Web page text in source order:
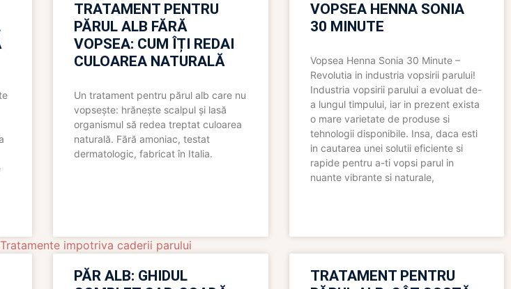
TRATAMENT PENTRU
PĂRUL ALB FĂRĂ
VOPSEA: CUM ÎȚI REDAI
CULOAREA NATURALĂ
Un tratament pentru părul alb care nu
vopsește: hrănește scalpul și lasă
organismul să redea treptat culoarea
naturală. Fără amoniac, testat
dermatologic, fabricat în Italia.
VOPSEA HENNA SONIA
30 MINUTE
Vopsea Henna Sonia 30 Minute –
Revolutia in industria vopsirii parului!
Industria vopsirii parului a evoluat de-
a lungul timpului, iar in prezent exista
o mare varietate de produse si
tehnologii disponibile. Insa, daca esti
in cautarea unei solutii eficiente si
rapide pentru a-ti vopsi parul in
nuante vibrante si naturale,
Tratamente impotriva caderii parului
PĂR ALB: GHIDUL
TRATAMENT PENTRU